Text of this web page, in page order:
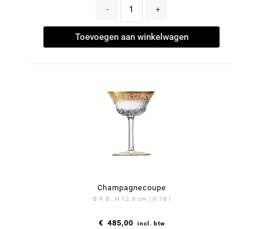
- +
Toevoegen aan winkelwagen
Champagnecoupe
Ø 9.8 , H 12.8 cm | 0.18 l
€ 485,00 incl. btw